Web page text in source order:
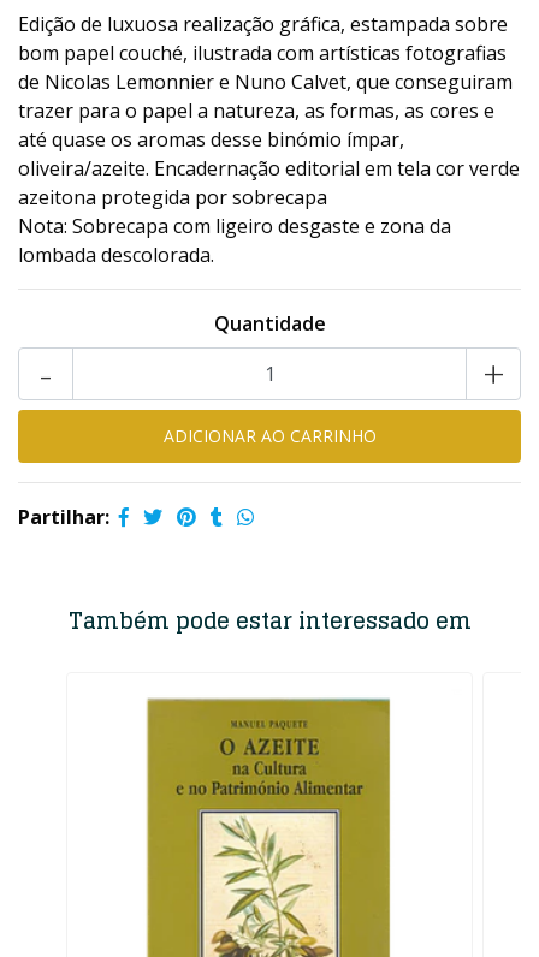
Edição de luxuosa realização gráfica, estampada sobre
bom papel couché, ilustrada com artísticas fotografias
de Nicolas Lemonnier e Nuno Calvet, que conseguiram
trazer para o papel a natureza, as formas, as cores e
até quase os aromas desse binómio ímpar,
oliveira/azeite. Encadernação editorial em tela cor verde
azeitona protegida por sobrecapa
Nota: Sobrecapa com ligeiro desgaste e zona da
lombada descolorada.
Quantidade
+
-
Partilhar:
Também pode estar interessado em